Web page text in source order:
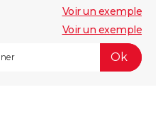
Voir un exemple
Voir un exemple